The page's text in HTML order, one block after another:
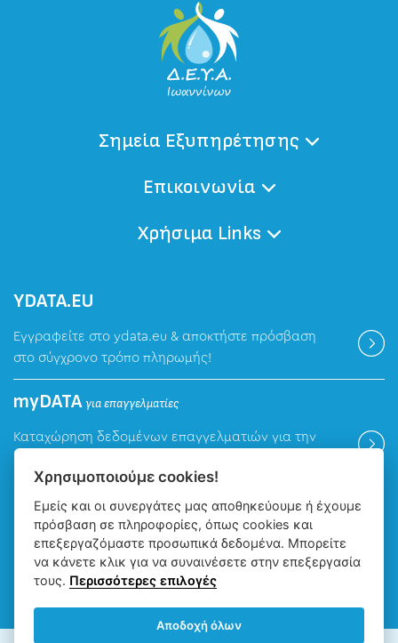
Σημεία Εξυπηρέτησης
Επικοινωνία
Χρήσιμα Links
ΥDATA.EU
Εγγραφείτε στο ydata.eu & αποκτήστε πρόσβαση
στο σύγχρονο τρόπο πληρωμής!
myDATAγια επαγγελματίες
Καταχώρηση δεδομένων επαγγελματιών για την
Βρείτε μας
Χρησιμοποιούμε cookies!
Εμείς και οι συνεργάτες μας αποθηκεύουμε ή έχουμε
πρόσβαση σε πληροφορίες, όπως cookies και
επεξεργαζόμαστε προσωπικά δεδομένα. Μπορείτε
να κάνετε κλικ για να συναινέσετε στην επεξεργασία
τους. Περισσότερες επιλογές
Αποδοχή όλων